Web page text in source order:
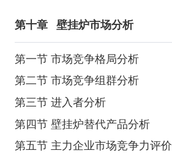
第十章 壁挂炉市场分析
第一节 市场竞争格局分析
第二节 市场竞争组群分析
第三节 进入者分析
第四节 壁挂炉替代产品分析
第五节 主力企业市场竞争力评价